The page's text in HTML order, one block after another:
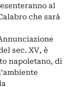
al
che sarà
sec. XV, è
napoletano, di